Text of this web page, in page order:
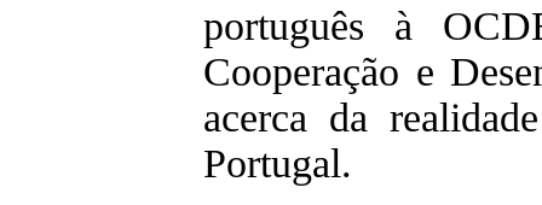
português à
Cooperação e
acerca da
Portugal.